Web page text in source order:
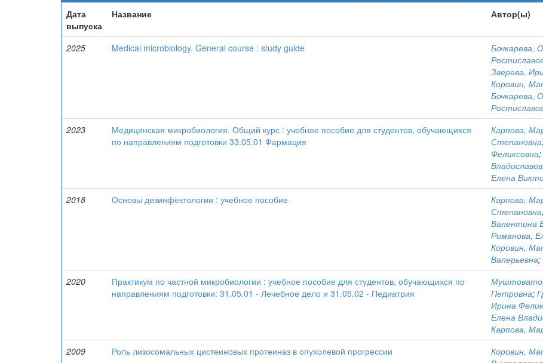
Дата
выпуска
Название Автор(ы)
2025 Medical microbiology. General course : study guide Бочкарева,
Зверева,
Коровин,
Бочкарева,
2023
Медицинская микробиология. Общий курс : учебное пособие для студентов, обучающихся
по направлениям подготовки 33.05.01 Фармация
Карпова,
Степановна
Феликсовна;
Елена
2018
Основы дезинфектологии : учебное пособие Карпова,
Степановна
Валентина
Романова,
Коровин,
Валерьевна;
2020
Практикум по частной микробиологии : учебное пособие для студентов, обучающихся по
направлениям подготовки: 31.05.01 - Лечебное дело и 31.05.02 - Педиатрия
Петровна;
Ирина
Елена
Карпова,
2009
Роль лизосомальных цистеиновых протеиназ в опухолевой прогрессии Коровин,